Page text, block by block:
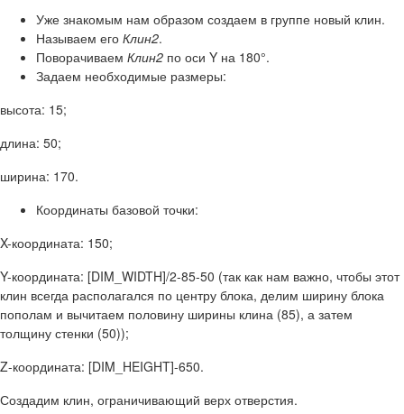
Уже знакомым нам образом создаем в группе новый клин.
Называем его Клин2.
Поворачиваем Клин2 по оси Y на 180°.
Задаем необходимые размеры:
высота: 15;
длина: 50;
ширина: 170.
Координаты базовой точки:
X-координата: 150;
Y-координата: [DIM_WIDTH]/2-85-50 (так как нам важно, чтобы этот
клин всегда располагался по центру блока, делим ширину блока
пополам и вычитаем половину ширины клина (85), а затем
толщину стенки (50));
Z-координата: [DIM_HEIGHT]-650.
Создадим клин, ограничивающий верх отверстия.